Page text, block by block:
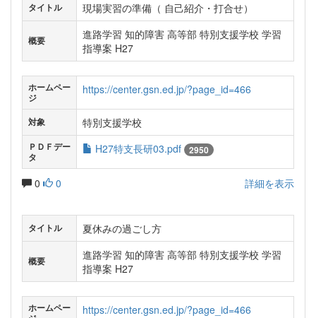
タイトル 現場実習の準備（ 自己紹介・打合せ）
概要
進路学習 知的障害 高等部 特別支援学校 学習
指導案 H27
ホームペー
ジ
https://center.gsn.ed.jp/?page_id=466
対象 特別支援学校
ＰＤＦデー
タ
H27特支長研03.pdf 2950
0 0 詳細を表示
タイトル 夏休みの過ごし方
概要
進路学習 知的障害 高等部 特別支援学校 学習
指導案 H27
ホームペー
https://center.gsn.ed.jp/?page_id=466